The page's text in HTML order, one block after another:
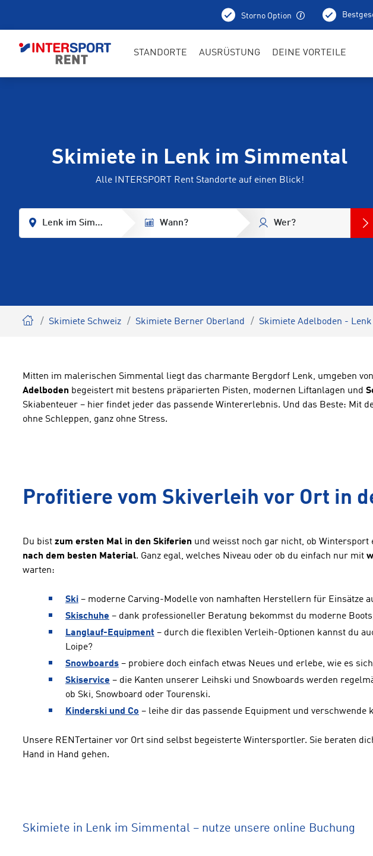
Storno Option
STANDORTE AUSRÜSTUNG DEINE VORTEILE
Skimiete in Lenk im Simmental
Alle INTERSPORT Rent Standorte auf einen Blick!
Lenk im Simmental Wann? Wer?
Skimiete Schweiz Skimiete Berner Oberland Skimiete Adelboden - Lenk
Mitten im malerischen Simmental liegt das charmante Bergdorf Lenk, umgeben
Adelboden begeistert mit bestens präparierten Pisten, modernen Liftanlagen und
Skiabenteuer – hier findet jeder das passende Wintererlebnis. Und das Beste: Mit
ohne Schleppen, ganz ohne Stress.
Profitiere vom Skiverleih vor Ort in
Du bist zum ersten Mal in den Skiferien und weisst noch gar nicht, ob
nach dem besten Material. Ganz egal, welches Niveau oder ob du einfach nur mit
warten:
Ski – moderne Carving-Modelle von namhaften Herstellern für Einsätze
Skischuhe – dank professioneller Beratung bekommst du moderne
Langlauf-Equipment – durch die flexiblen Verleih-Optionen kannst du
Loipe?
Snowboards – probiere doch einfach etwas Neues und erlebe, wie es
Skiservice – die Kanten unserer Leihski und Snowboards werden
ob Ski, Snowboard oder Tourenski.
Kinderski und Co – leihe dir das passende Equipment und verschwende
Unsere RENTertainer vor Ort sind selbst begeisterte Wintersportler. Sie beraten
Hand in Hand gehen.
Skimiete in Lenk im Simmental – nutze unsere online Buchung